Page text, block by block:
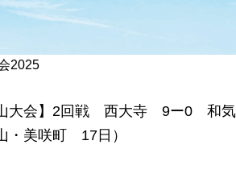
2025
山大会】2回戦 西大寺 9ー0 和
・美咲町 17日）